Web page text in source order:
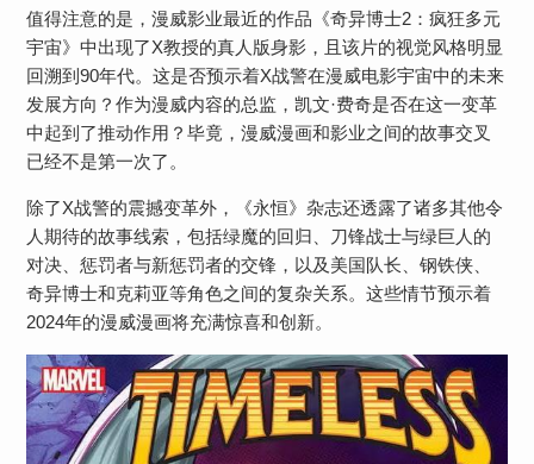
值得注意的是，漫威影业最近的作品《奇异博士2：疯狂多元
宇宙》中出现了X教授的真人版身影，且该片的视觉风格明显
回溯到90年代。这是否预示着X战警在漫威电影宇宙中的未来
发展方向？作为漫威内容的总监，凯文·费奇是否在这一变革
中起到了推动作用？毕竟，漫威漫画和影业之间的故事交叉
已经不是第一次了。
除了X战警的震撼变革外，《永恒》杂志还透露了诸多其他令
人期待的故事线索，包括绿魔的回归、刀锋战士与绿巨人的
对决、惩罚者与新惩罚者的交锋，以及美国队长、钢铁侠、
奇异博士和克莉亚等角色之间的复杂关系。这些情节预示着
2024年的漫威漫画将充满惊喜和创新。